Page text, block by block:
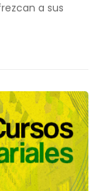
a sus